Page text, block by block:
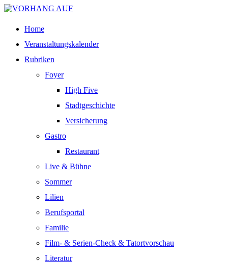
Home
Veranstaltungskalender
Rubriken
Foyer
High Five
Stadtgeschichte
Versicherung
Gastro
Restaurant
Live & Bühne
Sommer
Lilien
Berufsportal
Familie
Film- & Serien-Check & Tatortvorschau
Literatur